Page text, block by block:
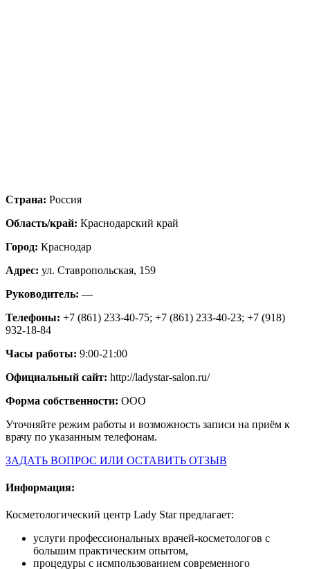
Страна: Россия
Область/край: Краснодарский край
Город: Краснодар
Адрес: ул. Ставропольская, 159
Руководитель: —
Телефоны: +7 (861) 233-40-75; +7 (861) 233-40-23; +7 (918)
932-18-84
Часы работы: 9:00-21:00
Официальный сайт: http://ladystar-salon.ru/
Форма собственности: ООО
Уточняйте режим работы и возможность записи на приём к
врачу по указанным телефонам.
ЗАДАТЬ ВОПРОС ИЛИ ОСТАВИТЬ ОТЗЫВ
Информация:
Косметологический центр Lady Star предлагает:
услуги профессиональных врачей-косметологов с
большим практическим опытом,
процедуры с исмпользованием современного